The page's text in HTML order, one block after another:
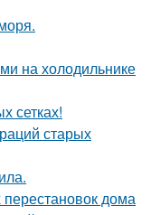
на холодильнике
сетках!
старых
дома